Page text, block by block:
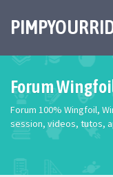
Forum
Forum 100% Wingfoil,
session, videos, tutos,